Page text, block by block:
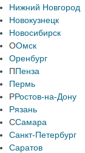
Нижний Новгород
Новокузнецк
Новосибирск
ООмск
Оренбург
ППенза
Пермь
РРостов-на-Дону
Рязань
ССамара
Санкт-Петербург
Саратов